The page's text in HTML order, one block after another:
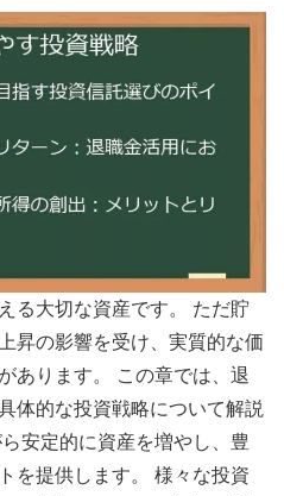
る大切な資産です。 ただ貯
昇の影響を受け、実質的な価
あります。 この章では、退
体的な投資戦略について解説
安定的に資産を増やし、豊
を提供します。 様々な投資